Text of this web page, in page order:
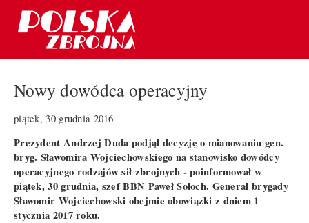
Nowy dowódca operacyjny
piątek, 30 grudnia 2016
Prezydent Andrzej Duda podjął decyzję o mianowaniu gen.
bryg. Sławomira Wojciechowskiego na stanowisko dowódcy
operacyjnego rodzajów sił zbrojnych - poinformował w
piątek, 30 grudnia, szef BBN Paweł Soloch. Generał brygady
Sławomir Wojciechowski obejmie obowiązki z dniem 1
stycznia 2017 roku.